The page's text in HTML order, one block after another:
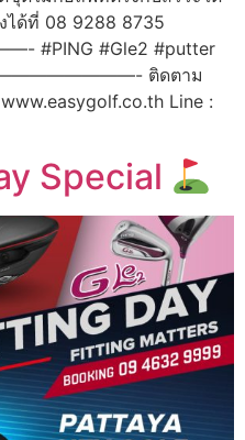
ได้ที่ 08 9288 8735
#Gle2 #putter
ติดตาม
Line :
Special